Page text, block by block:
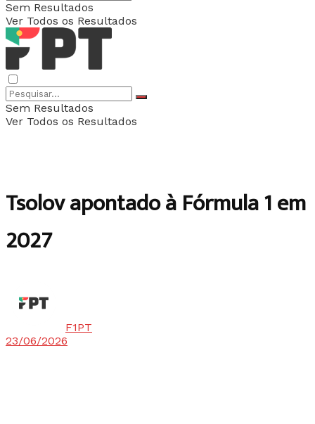
Sem Resultados
Ver Todos os Resultados
Sem Resultados
Ver Todos os Resultados
Tsolov apontado à Fórmula 1 em
2027
F1PT
23/06/2026